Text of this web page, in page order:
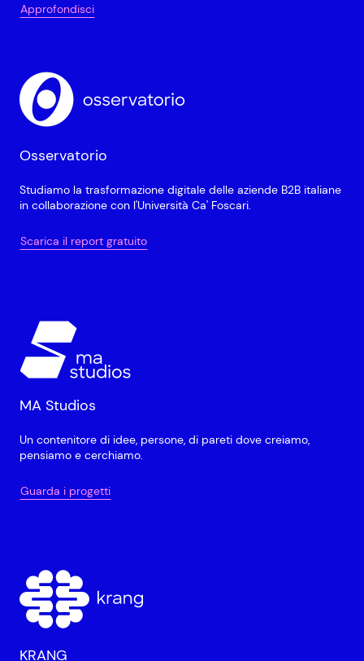
Approfondisci
Osservatorio
Studiamo la trasformazione digitale delle aziende B2B italiane
in collaborazione con l'Università Ca' Foscari.
Scarica il report gratuito
MA Studios
Un contenitore di idee, persone, di pareti dove creiamo,
pensiamo e cerchiamo.
Guarda i progetti
KRANG